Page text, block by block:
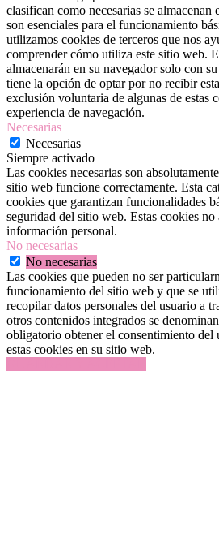
clasifican como necesarias se almacenan
son esenciales para el funcionamiento
utilizamos cookies de terceros que nos
comprender cómo utiliza este sitio web.
almacenarán en su navegador solo con
tiene la opción de optar por no recibir
exclusión voluntaria de algunas de estas
experiencia de navegación.
Necesarias
Necesarias
Siempre activado
Las cookies necesarias son
sitio web funcione correctamente. Esta
cookies que garantizan funcionalidades
seguridad del sitio web. Estas cookies no
información personal.
No necesarias
No necesarias
Las cookies que pueden no ser
funcionamiento del sitio web y que se
recopilar datos personales del usuario a
otros contenidos integrados se
obligatorio obtener el consentimiento del
estas cookies en su sitio web.